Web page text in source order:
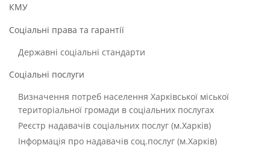
КМУ
Соціальні права та гарантії
Державні соціальні стандарти
Соціальні послуги
Визначення потреб населення Харківської міської
територіальної громади в соціальних послугах
Реєстр надавачів соціальних послуг (м.Харків)
Інформація про надавачів соц.послуг (м.Харків)